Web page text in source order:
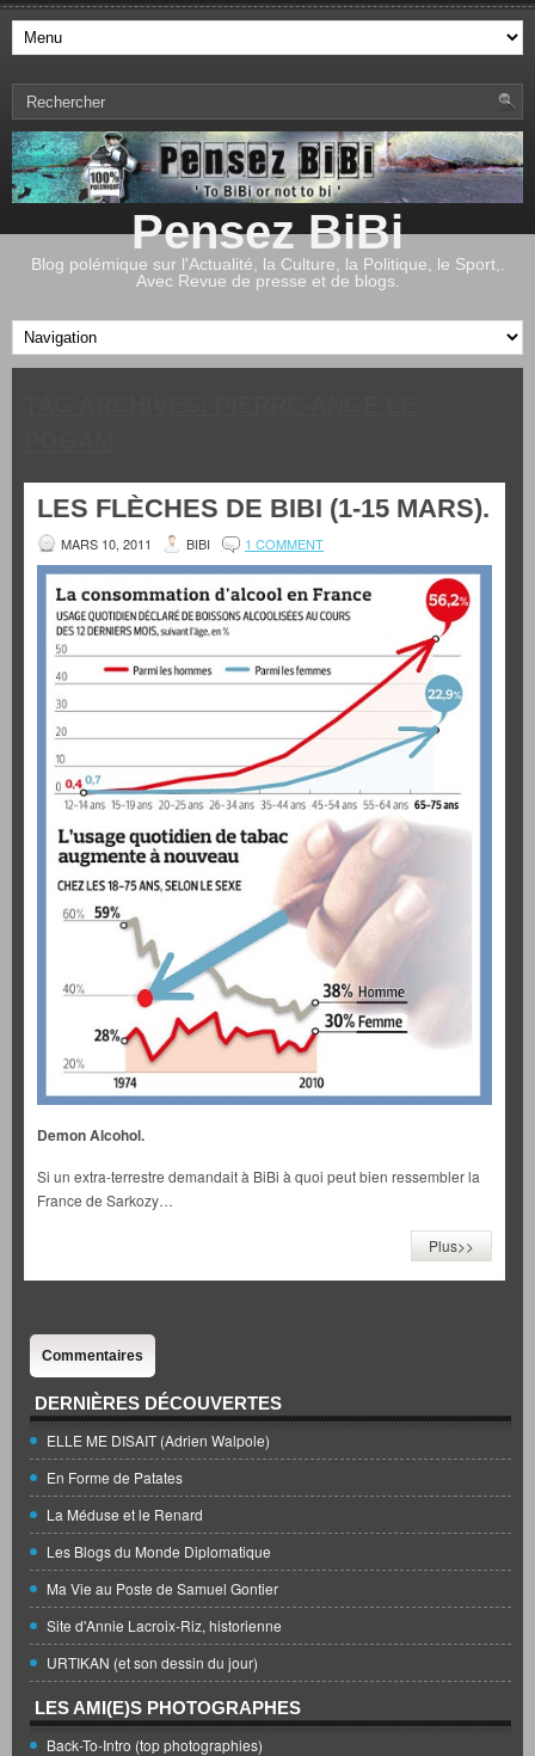
Pensez BiBi
Blog polémique sur l'Actualité, la Culture, la Politique, le Sport,.
Avec Revue de presse et de blogs.
LES FLÈCHES DE BIBI (1-15 MARS).
MARS 10, 2011 BIBI 1 COMMENT
Demon Alcohol.
Si un extra-terrestre demandait à BiBi à quoi peut bien ressembler la
France de Sarkozy…
Plus>>
Commentaires
DERNIÈRES DÉCOUVERTES
ELLE ME DISAIT (Adrien Walpole)
En Forme de Patates
La Méduse et le Renard
Les Blogs du Monde Diplomatique
Ma Vie au Poste de Samuel Gontier
Site d'Annie Lacroix-Riz, historienne
URTIKAN (et son dessin du jour)
LES AMI(E)S PHOTOGRAPHES
Back-To-Intro (top photographies)